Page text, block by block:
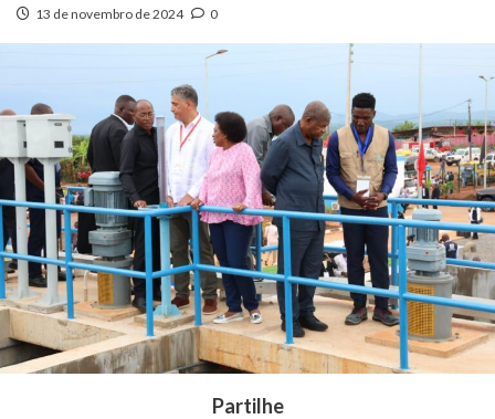
13 de novembro de 2024 0
Partilhe